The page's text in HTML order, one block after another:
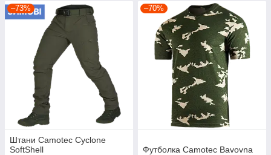
–73%
Штани Camotec Cyclone
SoftShell
–70%
Футболка Camotec Bavovna